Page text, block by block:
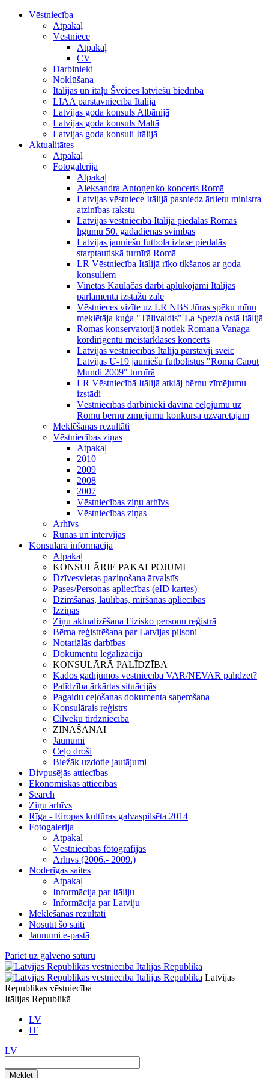
Vēstniecība
Atpakaļ
Vēstniece
Atpakaļ
CV
Darbinieki
Nokļūšana
Itālijas un itāļu Šveices latviešu biedrība
LIAA pārstāvniecība Itālijā
Latvijas goda konsuls Albānijā
Latvijas goda konsuls Maltā
Latvijas goda konsuli Itālijā
Aktualitātes
Atpakaļ
Fotogalerija
Atpakaļ
Aleksandra Antoņenko koncerts Romā
Latvijas vēstniece Itālijā pasniedz ārlietu ministra
atzinības rakstu
Latvijas vēstniecība Itālijā piedalās Romas
līgumu 50. gadadienas svinībās
Latvijas jauniešu futbola izlase piedalās
starptautiskā turnīrā Romā
LR Vēstniecība Itālijā rīko tikšanos ar goda
konsuliem
Vinetas Kaulačas darbi aplūkojami Itālijas
parlamenta izstāžu zālē
Vēstnieces vizīte uz LR NBS Jūras spēku mīnu
meklētāja kuģa "Tālivaldis" La Spezia ostā Itālijā
Romas konservatorijā notiek Romana Vanaga
kordiriģentu meistarklases koncerts
Latvijas vēstniecības Itālijā pārstāvji sveic
Latvijas U-19 jauniešu futbolistus "Roma Caput
Mundi 2009" turnīrā
LR Vēstniecībā Itālijā atklāj bērnu zīmējumu
izstādi
Vēstniecības darbinieki dāvina ceļojumu uz
Romu bērnu zīmējumu konkursa uzvarētājam
Meklēšanas rezultāti
Vēstniecības ziņas
Atpakaļ
2010
2009
2008
2007
Vēstniecības ziņu arhīvs
Vēstniecības ziņas
Arhīvs
Runas un intervijas
Konsulārā informācija
Atpakaļ
KONSULĀRIE PAKALPOJUMI
Dzīvesvietas paziņošana ārvalstīs
Pases/Personas apliecības (eID kartes)
Dzimšanas, laulības, miršanas apliecības
Izziņas
Ziņu aktualizēšana Fizisko personu reģistrā
Bērna reģistrēšana par Latvijas pilsoni
Notariālās darbības
Dokumentu legalizācija
KONSULĀRĀ PALĪDZĪBA
Kādos gadījumos vēstniecība VAR/NEVAR palīdzēt?
Palīdzība ārkārtas situācijās
Pagaidu ceļošanas dokumenta saņemšana
Konsulārais reģistrs
Cilvēku tirdzniecība
ZINĀŠANAI
Jaunumi
Ceļo droši
Biežāk uzdotie jautājumi
Divpusējās attiecības
Ekonomiskās attiecības
Search
Ziņu arhīvs
Rīga - Eiropas kultūras galvaspilsēta 2014
Fotogalerija
Atpakaļ
Vēstniecības fotogrāfijas
Arhīvs (2006.- 2009.)
Noderīgas saites
Atpakaļ
Informācija par Itāliju
Informācija par Latviju
Meklēšanas rezultāti
Nosūtīt šo saiti
Jaunumi e-pastā
Pāriet uz galveno saturu
Latvijas
Republikas vēstniecība
Itālijas Republikā
LV
IT
LV
Meklēt